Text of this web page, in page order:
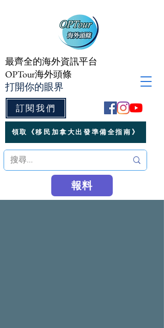
訂閱我們
最齊全的海外資訊平台
OPTour海外頭條
打開你的眼界
領取《移民加拿大出發準備全指南》
報料